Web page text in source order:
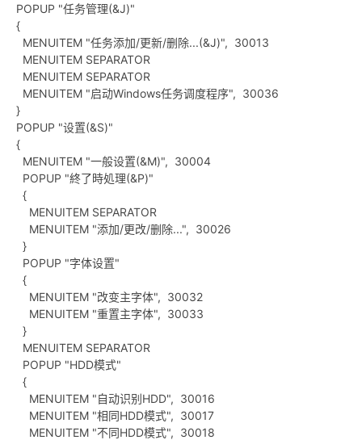
POPUP "任务管理(&J)"
{
MENUITEM "任务添加/更新/删除...(&J)", 30013
MENUITEM SEPARATOR
MENUITEM SEPARATOR
MENUITEM "启动Windows任务调度程序", 30036
}
POPUP "设置(&S)"
{
MENUITEM "一般设置(&M)", 30004
POPUP "終了時処理(&P)"
{
MENUITEM SEPARATOR
MENUITEM "添加/更改/删除...", 30026
}
POPUP "字体设置"
{
MENUITEM "改变主字体", 30032
MENUITEM "重置主字体", 30033
}
MENUITEM SEPARATOR
POPUP "HDD模式"
{
MENUITEM "自动识别HDD", 30016
MENUITEM "相同HDD模式", 30017
MENUITEM "不同HDD模式", 30018